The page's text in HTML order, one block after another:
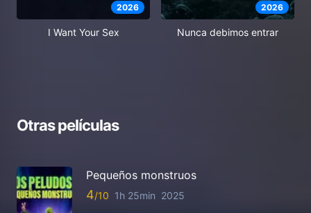
2026
I Want Your Sex
2026
Nunca debimos entrar
Otras películas
Pequeños monstruos
4 1h 25min 2025